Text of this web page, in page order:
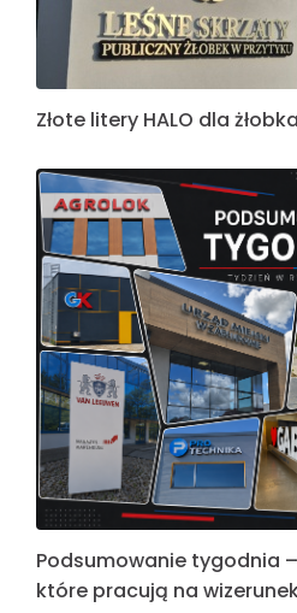
Złote litery HALO dla
Podsumowanie tygodnia
które pracują na